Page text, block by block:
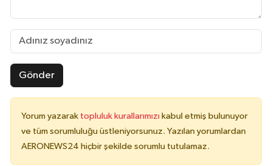
Gönder
Yorum yazarak topluluk kurallarımızı kabul etmiş bulunuyor
ve tüm sorumluluğu üstleniyorsunuz. Yazılan yorumlardan
AERONEWS24 hiçbir şekilde sorumlu tutulamaz.